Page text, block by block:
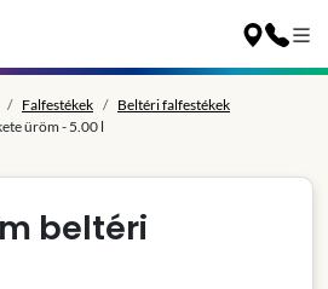
Falfestékek
Beltéri falfestékek
üröm - 5.00 l
beltéri